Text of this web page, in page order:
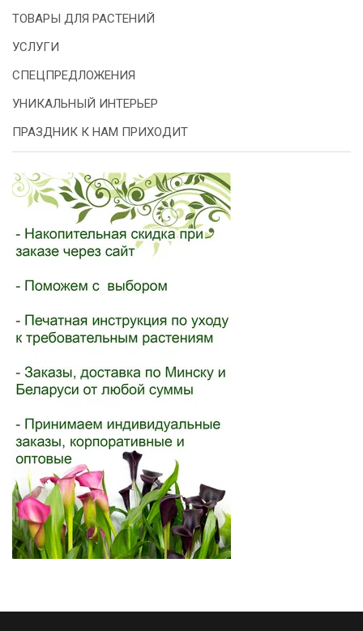
ТОВАРЫ ДЛЯ РАСТЕНИЙ
УСЛУГИ
СПЕЦПРЕДЛОЖЕНИЯ
УНИКАЛЬНЫЙ ИНТЕРЬЕР
ПРАЗДНИК К НАМ ПРИХОДИТ